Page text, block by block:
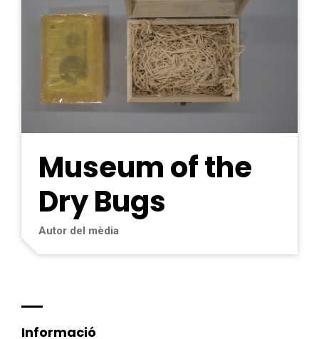
Museum of the
Dry Bugs
Autor del mèdia
Informació